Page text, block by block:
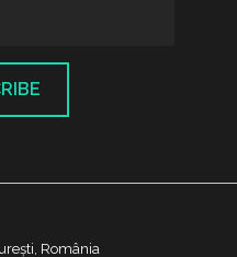
România